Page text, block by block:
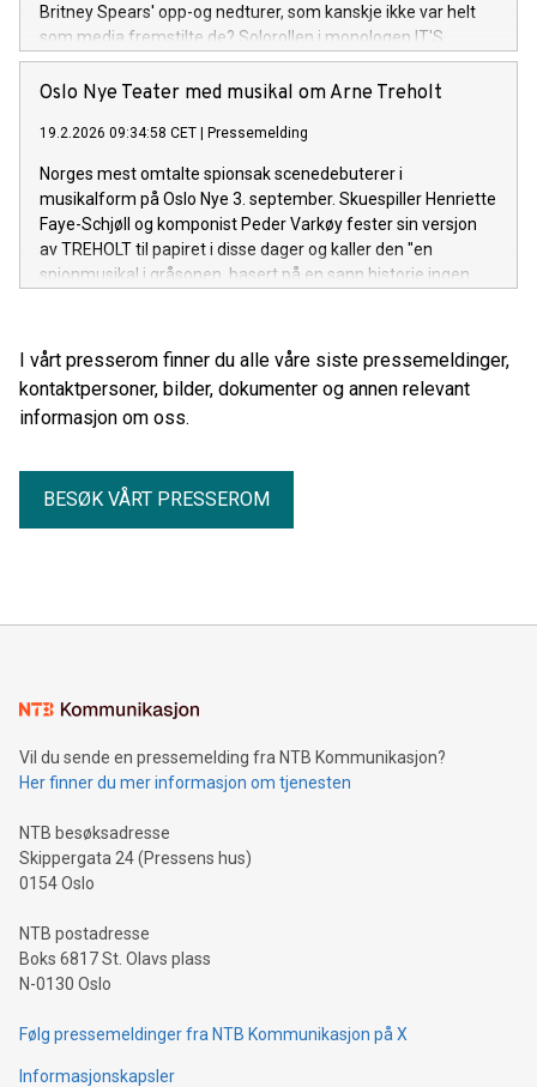
Britney Spears' opp-og nedturer, som kanskje ikke var helt
som media fremstilte de? Solorollen i monologen IT'S
BRITNEY, BITCH! spilles av Caroline Glomnes, kjent fra
drama-komedien Cammo på NRK, som skaffet henne
manusforfatter og serieskaper. Glomnes gleder stort seg til
å gjøre Britney-rollen på Oslo Nye og kaller den sin største
utfordring.
Oslo Nye Teater med musikal om Arne Treholt
19.2.2026 09:34:58 CET | Pressemelding
Norges mest omtalte spionsak scenedebuterer i
musikalform på Oslo Nye 3. september. Skuespiller Henriette
Faye-Schjøll og komponist Peder Varkøy fester sin versjon
av TREHOLT til papiret i disse dager og kaller den "en
spionmusikal i gråsonen, basert på en sann historie ingen
I vårt presserom finner du alle våre siste pressemeldinger,
kontaktpersoner, bilder, dokumenter og annen relevant
informasjon om oss.
BESØK VÅRT PRESSEROM
Vil du sende en pressemelding fra NTB Kommunikasjon?
Her finner du mer informasjon om tjenesten
NTB besøksadresse
Skippergata 24 (Pressens hus)
0154 Oslo
NTB postadresse
Boks 6817 St. Olavs plass
N-0130 Oslo
Følg pressemeldinger fra NTB Kommunikasjon på X
Informasjonskapsler